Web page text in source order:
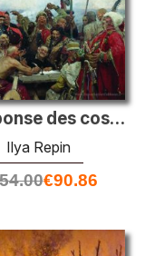
La réponse des cosaques zaporozhiens au sultan Mahmoud iv
Ilya Repin
€90.86